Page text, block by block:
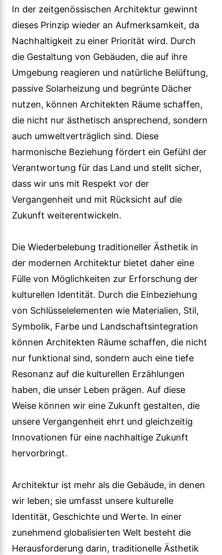
In der zeitgenössischen Architektur gewinnt
dieses Prinzip wieder an Aufmerksamkeit, da
Nachhaltigkeit zu einer Priorität wird. Durch
die Gestaltung von Gebäuden, die auf ihre
Umgebung reagieren und natürliche Belüftung,
passive Solarheizung und begrünte Dächer
nutzen, können Architekten Räume schaffen,
die nicht nur ästhetisch ansprechend, sondern
auch umweltverträglich sind. Diese
harmonische Beziehung fördert ein Gefühl der
Verantwortung für das Land und stellt sicher,
dass wir uns mit Respekt vor der
Vergangenheit und mit Rücksicht auf die
Zukunft weiterentwickeln.
Die Wiederbelebung traditioneller Ästhetik in
der modernen Architektur bietet daher eine
Fülle von Möglichkeiten zur Erforschung der
kulturellen Identität. Durch die Einbeziehung
von Schlüsselelementen wie Materialien, Stil,
Symbolik, Farbe und Landschaftsintegration
können Architekten Räume schaffen, die nicht
nur funktional sind, sondern auch eine tiefe
Resonanz auf die kulturellen Erzählungen
haben, die unser Leben prägen. Auf diese
Weise können wir eine Zukunft gestalten, die
unsere Vergangenheit ehrt und gleichzeitig
Innovationen für eine nachhaltige Zukunft
hervorbringt.
Architektur ist mehr als die Gebäude, in denen
wir leben; sie umfasst unsere kulturelle
Identität, Geschichte und Werte. In einer
zunehmend globalisierten Welt besteht die
Herausforderung darin, traditionelle Ästhetik